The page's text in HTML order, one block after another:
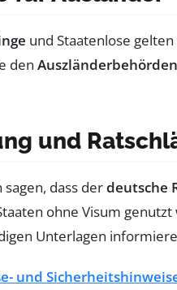
und Staatenlose
den Auszländerbehörden
und
dass derdeutsche
ohne Visum
Unterlagen
und